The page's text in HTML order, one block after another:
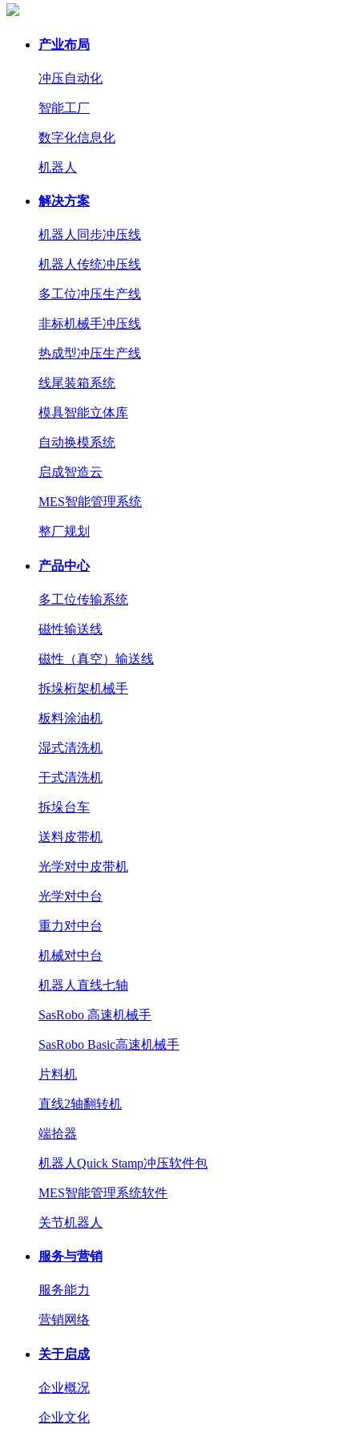
产业布局
冲压自动化
智能工厂
数字化信息化
机器人
解决方案
机器人同步冲压线
机器人传统冲压线
多工位冲压生产线
非标机械手冲压线
热成型冲压生产线
线尾装箱系统
模具智能立体库
自动换模系统
启成智造云
MES智能管理系统
整厂规划
产品中心
多工位传输系统
磁性输送线
磁性（真空）输送线
拆垛桁架机械手
板料涂油机
湿式清洗机
干式清洗机
拆垛台车
送料皮带机
光学对中皮带机
光学对中台
重力对中台
机械对中台
机器人直线七轴
SasRobo 高速机械手
SasRobo Basic高速机械手
片料机
直线2轴翻转机
端拾器
机器人Quick Stamp冲压软件包
MES智能管理系统软件
关节机器人
服务与营销
服务能力
营销网络
关于启成
企业概况
企业文化